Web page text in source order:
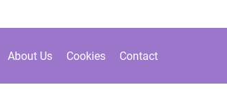
About Us Cookies Contact